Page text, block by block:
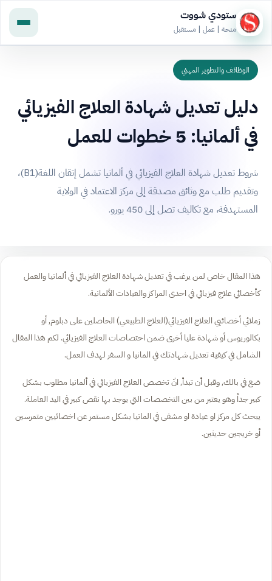
ستودي شووت
منحة | عمل | مستقبل
الوظائف والتطوير المهني
دليل تعديل شهادة العلاج الفيزيائي
في ألمانيا: 5 خطوات للعمل
شروط تعديل شهادة العلاج الفيزيائي في ألمانيا تشمل إتقان اللغة(B1)،
وتقديم طلب مع وثائق مصدقة إلى مركز الاعتماد في الولاية
المستهدفة، مع تكاليف تصل إلى 450 يورو.
هذا المقال خاص لمن يرغب في تعديل شهادة العلاج الفيزيائي في ألمانيا والعمل
كأخصائي علاج فيزيائي في احدى المراكز والعيادات الألمانية.
زملائي أخصائيي العلاج الفيزيائي(العلاج الطبيعي) الحاصلين على دبلوم, أو
بكالوريوس أو شهادة عليا أخرى ضمن احتصاصات العلاج الفيزيائي. لكم هذا المقال
الشامل في كيفية تعديل شهادتك في المانيا و السفر لهدف العمل.
ضع في بالك, وقبل أن تبدأ, انّ تخصص العلاج الفيزيائي في ألمانيا مطلوب بشكل
كبير جداً وهو يعتبر من بين التخصصات التي يوجد بها نقص كبير في اليد العاملة.
يبحث كل مركز او عيادة او مشفى في المانيا بشكل مستمر عن اخصائيين متمرسين
أو خريجين حديثين.